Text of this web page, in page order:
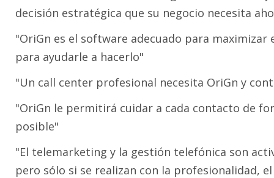
decisión estratégica que su negocio necesita
"OriGn es el software adecuado para
para ayudarle a hacerlo"
"Un call center profesional necesita OriGn y
"OriGn le permitirá cuidar a cada contacto de
posible"
"El telemarketing y la gestión telefónica son
pero sólo si se realizan con la profesionalidad,